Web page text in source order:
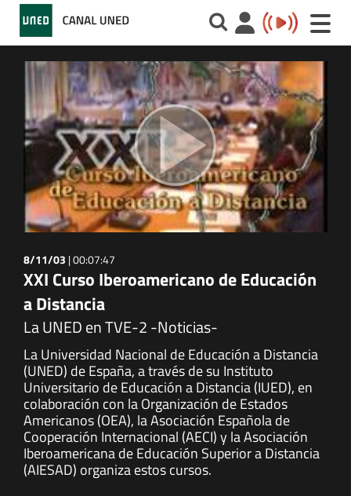
Toggle
8/11/03 |00:07:47
XXI Curso Iberoamericano de Educación
a Distancia
La UNED en TVE-2 -Noticias-
La Universidad Nacional de Educación a Distancia
(UNED) de España, a través de su Instituto
Universitario de Educación a Distancia (IUED), en
colaboración con la Organización de Estados
Americanos (OEA), la Asociación Española de
Cooperación Internacional (AECI) y la Asociación
Iberoamericana de Educación Superior a Distancia
(AIESAD) organiza estos cursos.